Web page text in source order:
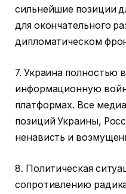
сильнейшие позиции
для окончательного
дипломатическом
7. Украина полностью
информационную
платформах. Все
позиций Украины,
ненависть и
8. Политическая
сопротивлению